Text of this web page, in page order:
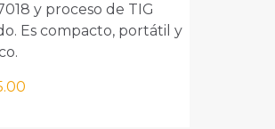
y proceso de TIG
Es compacto, portátil y